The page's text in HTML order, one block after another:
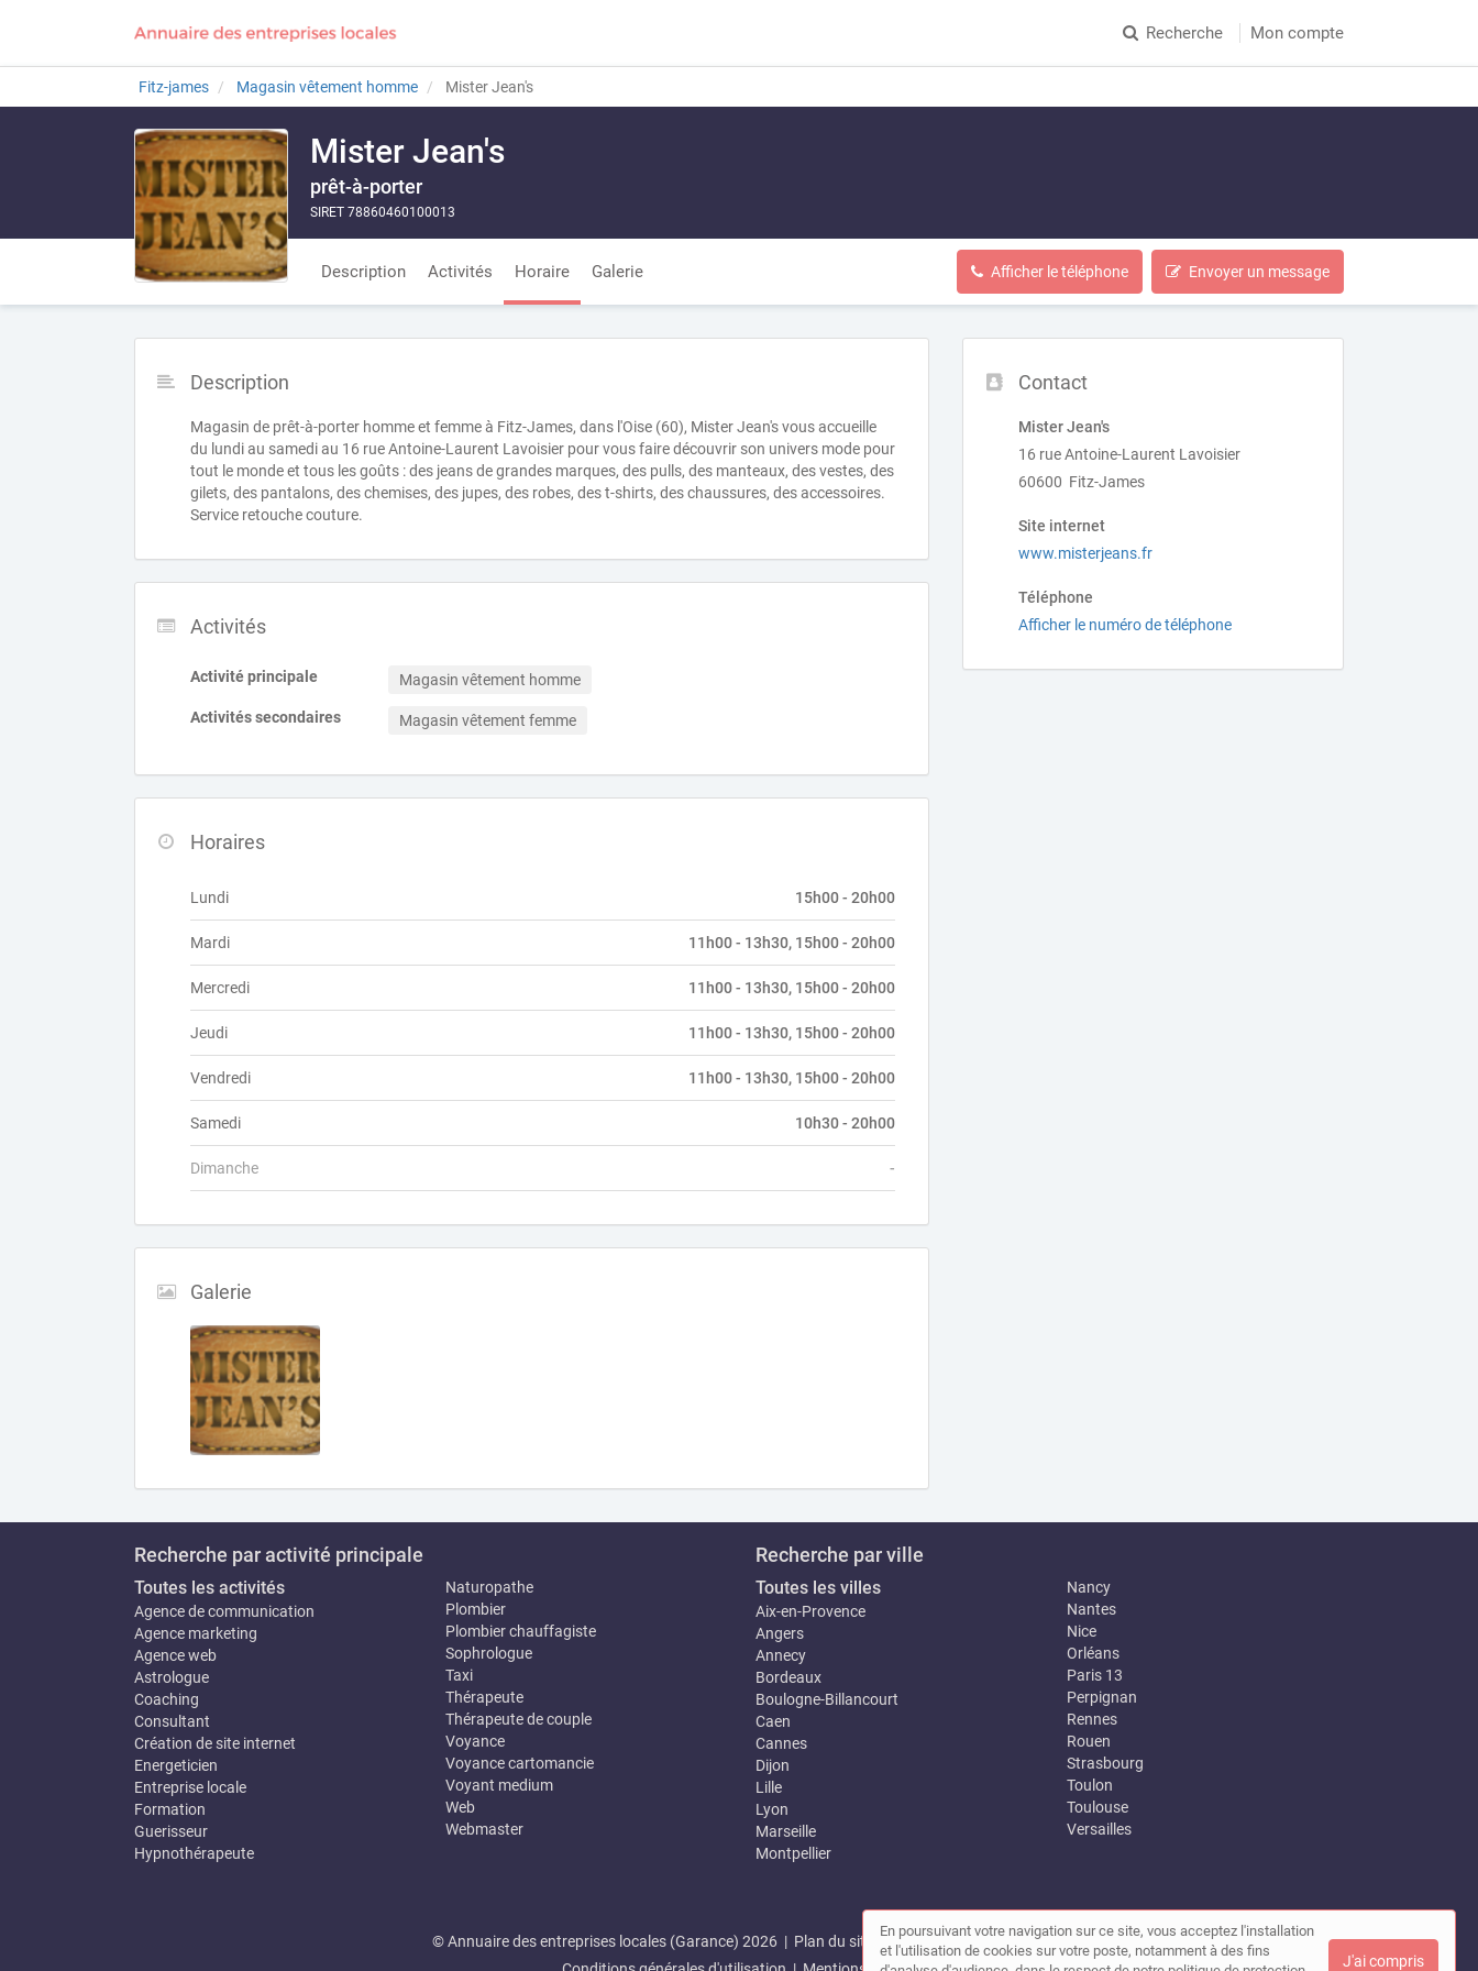
Recherche Mon compte
Fitz-james Magasin vêtement homme Mister Jean's
Mister Jean's
prêt-à-porter
SIRET 78860460100013
Description Activités Horaire Galerie Afficher le téléphone Envoyer un message
Contact
Mister Jean's
16 rue Antoine-Laurent Lavoisier
60600 Fitz-James
Site internet
www.misterjeans.fr
Téléphone
Afficher le numéro de téléphone
Description
Magasin de prêt-à-porter homme et femme à Fitz-James, dans l'Oise (60), Mister Jean's vous accueille
du lundi au samedi au 16 rue Antoine-Laurent Lavoisier pour vous faire découvrir son univers mode pour
tout le monde et tous les goûts : des jeans de grandes marques, des pulls, des manteaux, des vestes, des
gilets, des pantalons, des chemises, des jupes, des robes, des t-shirts, des chaussures, des accessoires.
Service retouche couture.
Activités
Activité principale Magasin vêtement homme
Activités secondaires Magasin vêtement femme
Horaires
Lundi 15h00 - 20h00
Mardi 11h00 - 13h30, 15h00 - 20h00
Mercredi 11h00 - 13h30, 15h00 - 20h00
Jeudi 11h00 - 13h30, 15h00 - 20h00
Vendredi 11h00 - 13h30, 15h00 - 20h00
Samedi 10h30 - 20h00
Dimanche -
Galerie
Recherche par activité principale
Toutes les activités
Agence de communication
Agence marketing
Agence web
Astrologue
Coaching
Consultant
Création de site internet
Energeticien
Entreprise locale
Formation
Guerisseur
Hypnothérapeute
Naturopathe
Plombier
Plombier chauffagiste
Sophrologue
Taxi
Thérapeute
Thérapeute de couple
Voyance
Voyance cartomancie
Voyant medium
Web
Webmaster
Recherche par ville
Toutes les villes
Aix-en-Provence
Angers
Annecy
Bordeaux
Boulogne-Billancourt
Caen
Cannes
Dijon
Lille
Lyon
Marseille
Montpellier
Nancy
Nantes
Nice
Orléans
Paris 13
Perpignan
Rennes
Rouen
Strasbourg
Toulon
Toulouse
Versailles
© Annuaire des entreprises locales (Garance) 2026 | Plan du site |Mon compte |Contact
En poursuivant votre navigation sur ce site, vous acceptez l'installation
et l'utilisation de cookies sur votre poste, notamment à des fins
J'ai compris